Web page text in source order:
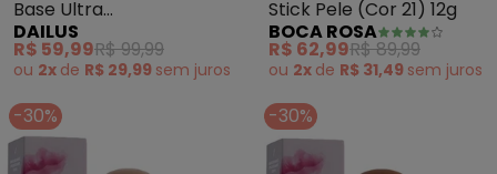
Base Ultra
Cobertura(D07 Medio)
DAILUS
R$ 59,99R$ 99,99
ou 2x de R$ 29,99 sem juros
Stick Pele (Cor 21) 12g
BOCA ROSA
R$ 62,99R$ 89,99
ou 2x de R$ 31,49 sem juros
-30% -30%